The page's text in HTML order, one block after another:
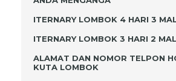
ITERNARY LOMBOK 4 HARI 3
ITERNARY LOMBOK 3 HARI 2
ALAMAT DAN NOMOR TELPON
KUTA LOMBOK